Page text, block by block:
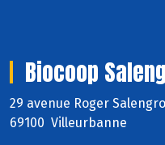
Biocoop
29 avenue Roger Salengro
69100 Villeurbanne